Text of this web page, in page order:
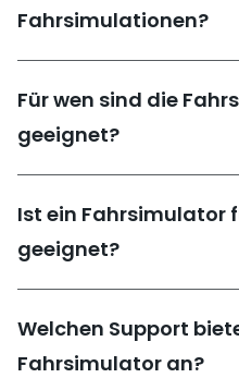
Fahrsimulationen?
Für wen sind die
geeignet?
Ist ein Fahrsimulator
geeignet?
Welchen Support
Fahrsimulator an?